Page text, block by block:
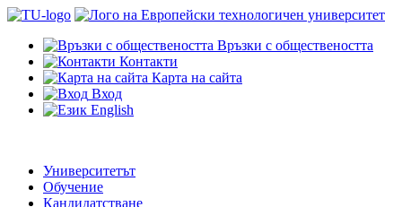
Връзки с обществеността
Контакти
Карта на сайта
Вход
English
Университетът
Обучение
Кандидатстване